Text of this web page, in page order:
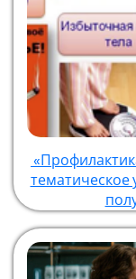
тематическое